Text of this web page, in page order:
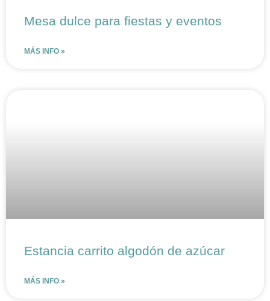
Mesa dulce para fiestas y eventos
MÁS INFO »
Estancia carrito algodón de azúcar
MÁS INFO »